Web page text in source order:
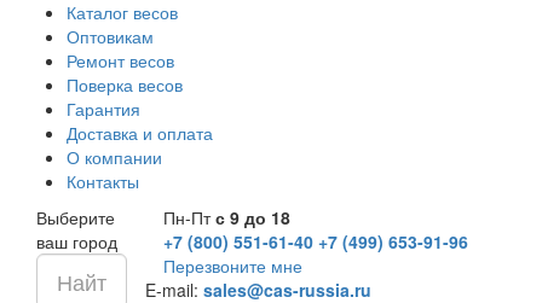
Каталог весов
Оптовикам
Ремонт весов
Поверка весов
Гарантия
Доставка и оплата
О компании
Контакты
Выберите
ваш город
Пн-Птс 9 до 18
+7 (800) 551-61-40 +7 (499) 653-91-96
Перезвоните мне
E-mail: sales@cas-russia.ru